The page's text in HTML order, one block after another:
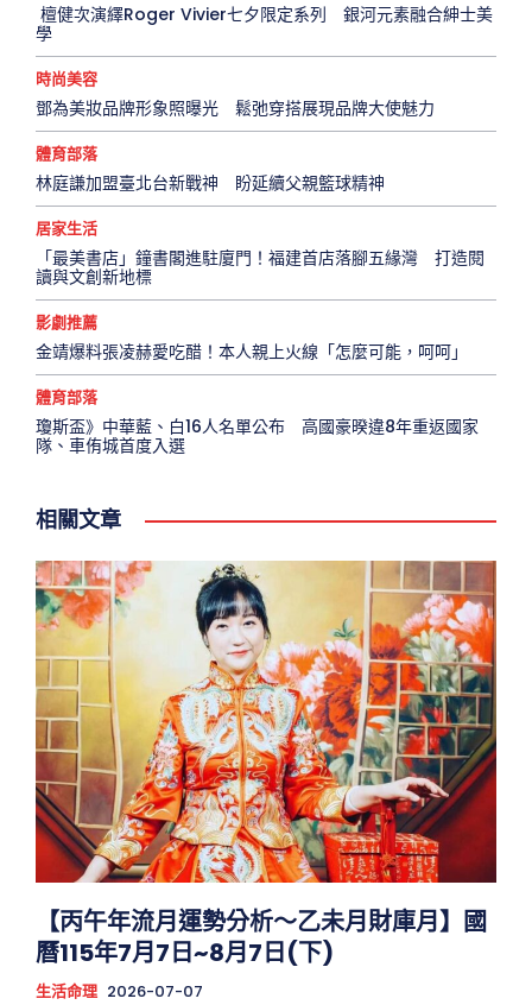
檀健次演繹Roger Vivier七夕限定系列 銀河元素融合紳士美
學
時尚美容
鄧為美妝品牌形象照曝光 鬆弛穿搭展現品牌大使魅力
體育部落
林庭謙加盟臺北台新戰神 盼延續父親籃球精神
居家生活
「最美書店」鐘書閣進駐廈門！福建首店落腳五緣灣 打造閱
讀與文創新地標
影劇推薦
金靖爆料張凌赫愛吃醋！本人親上火線「怎麼可能，呵呵」
體育部落
瓊斯盃》中華藍、白16人名單公布 高國豪暌違8年重返國家
隊、車侑城首度入選
相關文章
【丙午年流月運勢分析～乙未月財庫月】國
曆115年7月7日~8月7日(下)
生活命理 2026-07-07